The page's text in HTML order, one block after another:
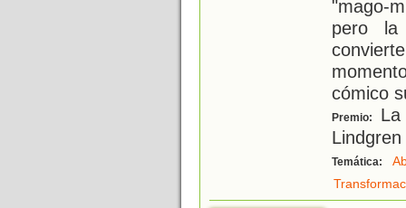
"mago-
pero la
cómico
Premio:
La
Temática: